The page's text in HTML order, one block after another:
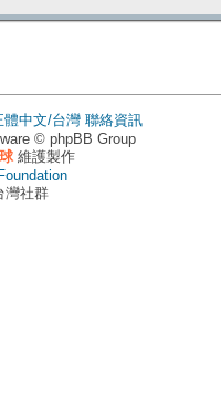
體中文/台灣 聯絡資訊
© phpBB Group
維護製作
灣社群